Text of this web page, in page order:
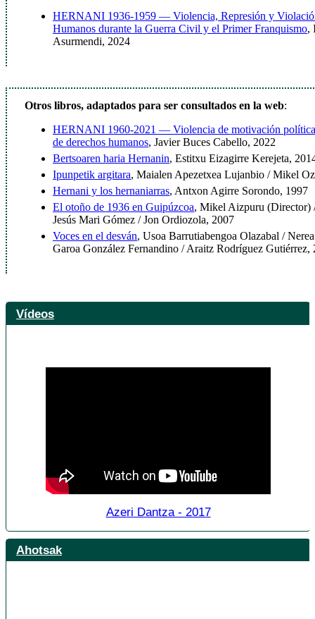
HERNANI 1936-1959 — Violencia, Represión y
Humanos durante la Guerra Civil y el Primer Franquismo,
Asurmendi, 2024
Otros libros, adaptados para ser consultados en la web:
HERNANI 1960-2021 — Violencia de motivación
de derechos humanos, Javier Buces Cabello, 2022
Bertsoaren haria Hernanin, Estitxu Eizagirre Kerejeta,
Ipunpetik argitara, Maialen Apezetxea Lujanbio / Mikel
Hernani y los hernaniarras, Antxon Agirre Sorondo, 1997
El otoño de 1936 en Guipúzcoa, Mikel Aizpuru (Director)
Jesús Mari Gómez / Jon Ordiozola, 2007
Voces en el desván, Usoa Barrutiabengoa Olazabal /
Garoa González Fernandino / Araitz Rodríguez Gutiérrez,
Vídeos
Azeri Dantza - 2017
Ahotsak